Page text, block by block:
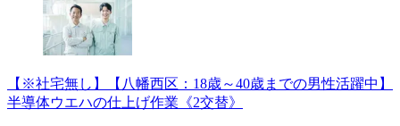
【※社宅無し】【八幡西区：18歳～40歳までの男性活躍中】
半導体ウエハの仕上げ作業《2交替》